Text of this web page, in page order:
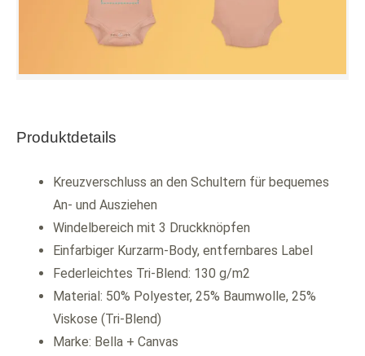
Produktdetails
Kreuzverschluss an den Schultern für bequemes
An- und Ausziehen
Windelbereich mit 3 Druckknöpfen
Einfarbiger Kurzarm-Body, entfernbares Label
Federleichtes Tri-Blend: 130 g/m2
Material: 50% Polyester, 25% Baumwolle, 25%
Viskose (Tri-Blend)
Marke: Bella + Canvas